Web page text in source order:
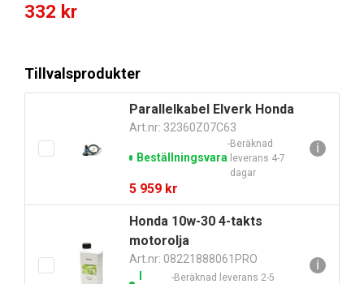
332 kr
Tillvalsprodukter
Parallelkabel Elverk Honda
Art.nr: 32360Z07C63
Beställningsvara
Beräknad
leverans 4-7
dagar
5 959 kr
ℹ
Honda 10w-30 4-takts
motorolja
Art.nr: 08221888061PRO
I
Beräknad leverans 2-5
ℹ